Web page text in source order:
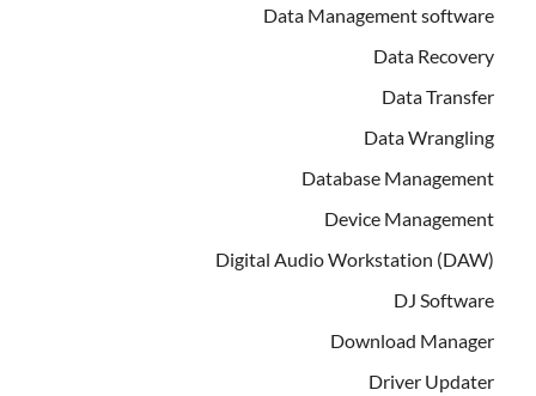
Data Management software
Data Recovery
Data Transfer
Data Wrangling
Database Management
Device Management
Digital Audio Workstation (DAW)
DJ Software
Download Manager
Driver Updater